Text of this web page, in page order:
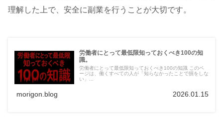
理解した上で、安全に副業を行うことが大切です。
労働者にとって最低限知っておくべき100の知
識。
労働者にとって最低限知っておくべき100の知識 このペ
ージは、働くすべての人が「知らなかったことで損をしな
い」...
morigon.blog 2026.01.15